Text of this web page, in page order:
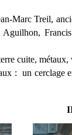
Marc Treil,
cuite,
: un cerclage